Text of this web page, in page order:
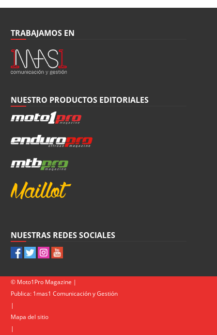
TRABAJAMOS EN
NUESTRO PRODUCTOS EDITORIALES
NUESTRAS REDES SOCIALES
© Moto1Pro Magazine |
Publica: 1mas1 Comunicación y Gestión
|
Mapa del sitio
|